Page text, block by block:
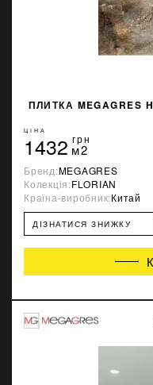
ПЛИТКА MEGAGRES
ЦІНА
1432 грн
м2
Бренд:MEGAGRES
Колекція:FLORIAN
Країна-виробник:Китай
ДІЗНАТИСЯ ЗНИЖКУ